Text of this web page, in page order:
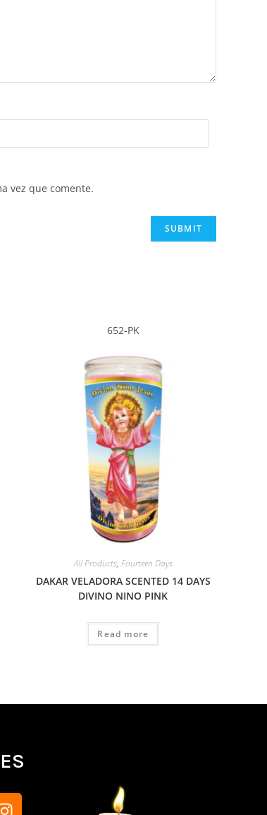
vez que comente.
652-PK
All Products, Fourteen Days
DAKAR VELADORA SCENTED 14 DAYS
DIVINO NINO PINK
Read more